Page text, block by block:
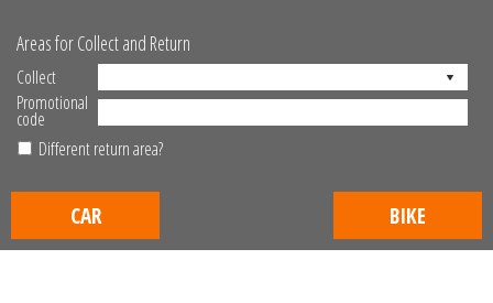
Areas for Collect and Return
Collect
Promotional
code
Different return area?
CAR BIKE